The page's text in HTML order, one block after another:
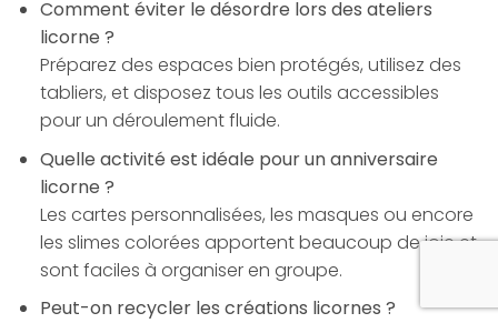
Comment éviter le désordre lors des ateliers
licorne ?
Préparez des espaces bien protégés, utilisez des
tabliers, et disposez tous les outils accessibles
pour un déroulement fluide.
Quelle activité est idéale pour un anniversaire
licorne ?
Les cartes personnalisées, les masques ou encore
les slimes colorées apportent beaucoup de joie et
sont faciles à organiser en groupe.
Peut-on recycler les créations licornes ?